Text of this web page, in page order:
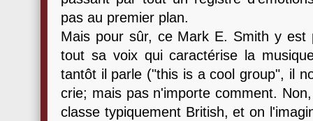
pas au premier plan.
Mais pour sûr, ce Mark E. Smith y est
tout sa voix qui caractérise la
tantôt il parle ("this is a cool group", il
crie; mais pas n'importe comment.
classe typiquement British, et on